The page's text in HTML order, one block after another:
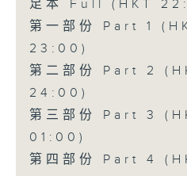
足本 Full (HKT
第一部份 Part 1
23:00)
第二部份 Part 2
24:00)
第三部份 Part 3
01:00)
第四部份 Part 4